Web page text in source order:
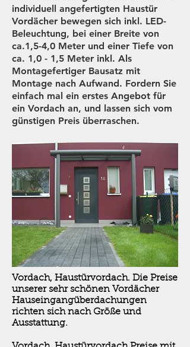
individuell angefertigten Haustür
Vordächer bewegen sich inkl. LED-
Beleuchtung, bei einer Breite von
ca.1,5-4,0 Meter und einer Tiefe von
ca. 1,0 - 1,5 Meter inkl. Als
Montagefertiger Bausatz mit
Montage nach Aufwand. Fordern Sie
einfach mal ein erstes Angebot für
ein Vordach an, und lassen sich vom
günstigen Preis überraschen.
Vordach, Haustürvordach. Die Preise
unserer sehr schönen Vordächer
Hauseingangüberdachungen
richten sich nach Größe und
Ausstattung.